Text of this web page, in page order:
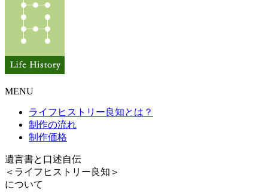
MENU
ライフヒストリー良知とは？
制作の流れ
制作価格
遺言書と口述自伝
＜ライフヒストリー良知＞
について